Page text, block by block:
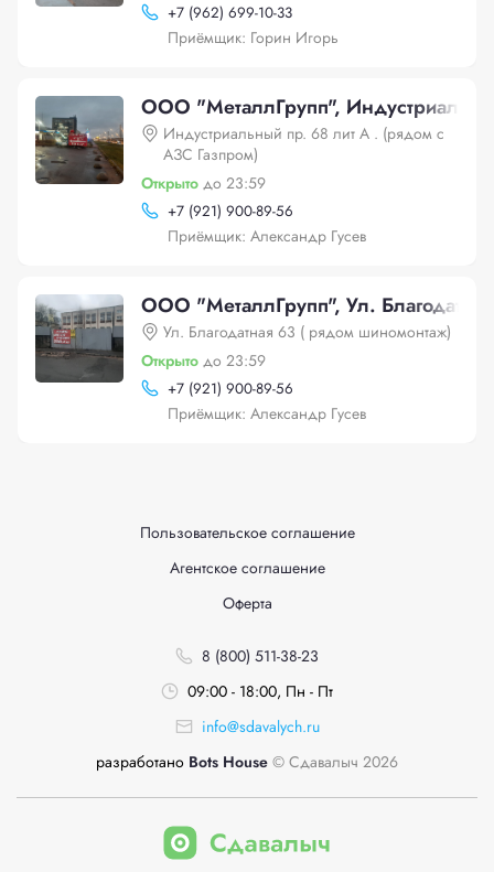
+7 (962) 699-10-33
Приёмщик: Горин Игорь
OOO "МеталлГрупп",
Индустриальный пр. 68 лит А . (рядом с
АЗС Газпром)
Открыто до 23:59
+7 (921) 900-89-56
Приёмщик: Александр Гусев
OOO "МеталлГрупп", Ул.
Ул. Благодатная 63 ( рядом шиномонтаж)
Открыто до 23:59
+7 (921) 900-89-56
Приёмщик: Александр Гусев
Пользовательское соглашение
Агентское соглашение
Оферта
8 (800) 511-38-23
09:00 - 18:00, Пн - Пт
info@sdavalych.ru
разработано Bots House © Сдавалыч 2026